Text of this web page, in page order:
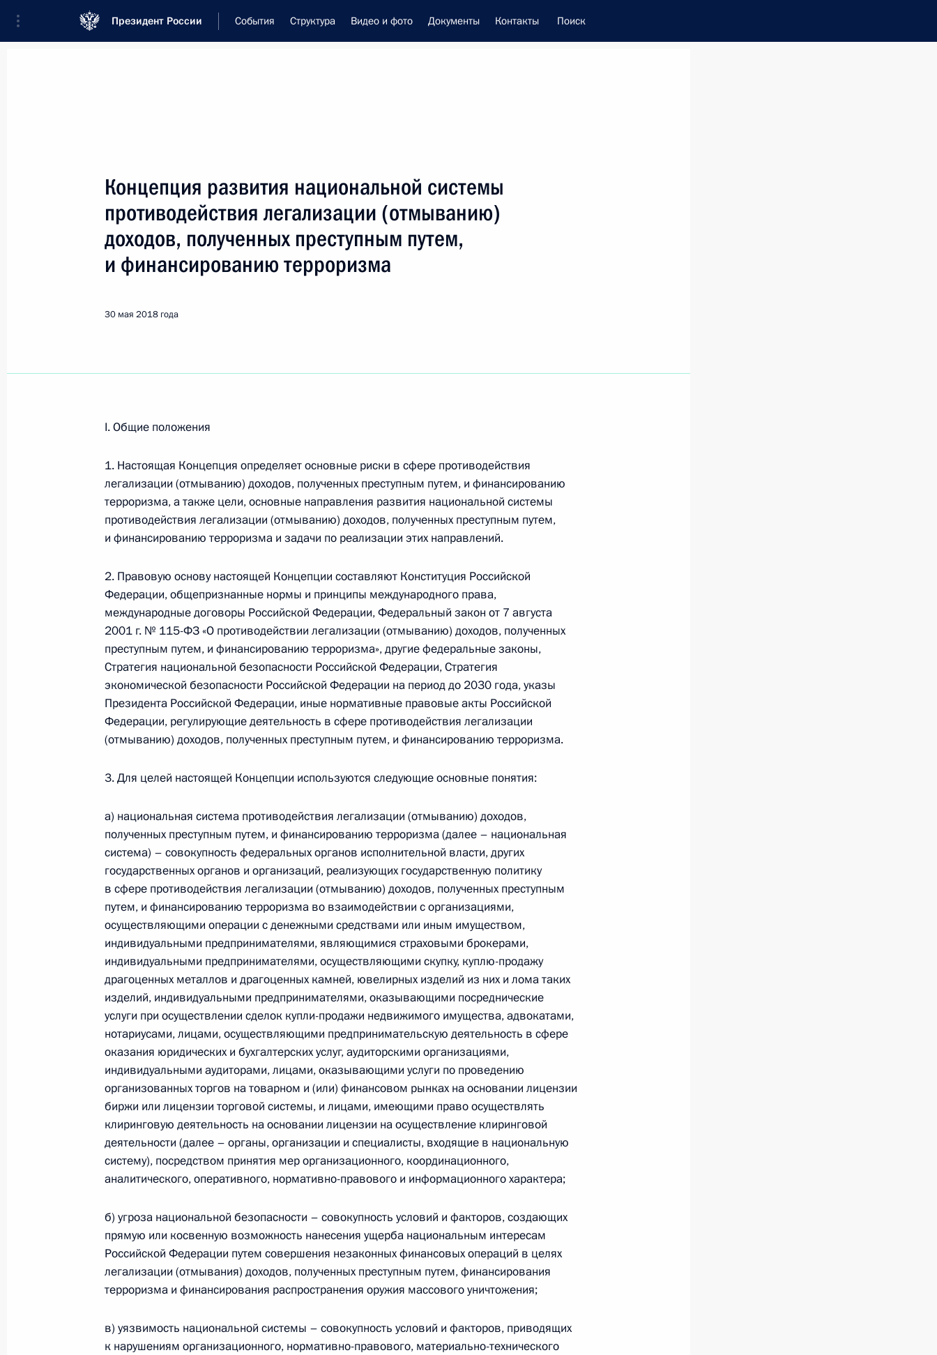
Президент России События Структура Видео и фото Документы Контакты Поиск
Совещание с членами Совета Безопасности
Рабочая встреча с вице-
премьером – полпредом
Президента в ДФО Юрием
Трутневым
6 августа 2026 года, 13:45
Встреча с Председателем
Центризбиркома Эллой
Памфиловой
5 августа 2026 года, 18:15
Президент России
Телефонный разговор
с Президентом ОАЭ Мухаммедом Бен
Заидом Аль Нахайяном
7 августа 2026 года, 12:50
Телефонный разговор с командиром
76-й гвардейской десантно-
штурмовой дивизии ВДВ гвардии
полковником Абдулазизом
Шихабидовым
6 августа 2026 года, 20:50
Обращение к участникам VIII
Российско-Киргизского
экономического форума и XII
межрегиональной конференции
6 августа 2026 года, 09:00
Встреча с председателем Союза
театральных деятелей России
Владимиром Машковым
5 августа 2026 года, 19:00
События и поездки на географической карте
Концепция развития национальной системы
противодействия легализации (отмыванию)
доходов, полученных преступным путем,
и финансированию терроризма
30 мая 2018 года
I. Общие положения
1. Настоящая Концепция определяет основные риски в сфере противодействия
легализации (отмыванию) доходов, полученных преступным путем, и финансированию
терроризма, а также цели, основные направления развития национальной системы
противодействия легализации (отмыванию) доходов, полученных преступным путем,
и финансированию терроризма и задачи по реализации этих направлений.
2. Правовую основу настоящей Концепции составляют Конституция Российской
Федерации, общепризнанные нормы и принципы международного права,
международные договоры Российской Федерации, Федеральный закон от 7 августа
2001 г. № 115-ФЗ «О противодействии легализации (отмыванию) доходов, полученных
преступным путем, и финансированию терроризма», другие федеральные законы,
Стратегия национальной безопасности Российской Федерации, Стратегия
экономической безопасности Российской Федерации на период до 2030 года, указы
Президента Российской Федерации, иные нормативные правовые акты Российской
Федерации, регулирующие деятельность в сфере противодействия легализации
(отмыванию) доходов, полученных преступным путем, и финансированию терроризма.
3. Для целей настоящей Концепции используются следующие основные понятия:
а) национальная система противодействия легализации (отмыванию) доходов,
полученных преступным путем, и финансированию терроризма (далее – национальная
система) – совокупность федеральных органов исполнительной власти, других
государственных органов и организаций, реализующих государственную политику
в сфере противодействия легализации (отмыванию) доходов, полученных преступным
путем, и финансированию терроризма во взаимодействии с организациями,
осуществляющими операции с денежными средствами или иным имуществом,
индивидуальными предпринимателями, являющимися страховыми брокерами,
индивидуальными предпринимателями, осуществляющими скупку, куплю-продажу
драгоценных металлов и драгоценных камней, ювелирных изделий из них и лома таких
изделий, индивидуальными предпринимателями, оказывающими посреднические
услуги при осуществлении сделок купли-продажи недвижимого имущества, адвокатами,
нотариусами, лицами, осуществляющими предпринимательскую деятельность в сфере
оказания юридических и бухгалтерских услуг, аудиторскими организациями,
индивидуальными аудиторами, лицами, оказывающими услуги по проведению
организованных торгов на товарном и (или) финансовом рынках на основании лицензии
биржи или лицензии торговой системы, и лицами, имеющими право осуществлять
клиринговую деятельность на основании лицензии на осуществление клиринговой
деятельности (далее – органы, организации и специалисты, входящие в национальную
систему), посредством принятия мер организационного, координационного,
аналитического, оперативного, нормативно-правового и информационного характера;
б) угроза национальной безопасности – совокупность условий и факторов, создающих
прямую или косвенную возможность нанесения ущерба национальным интересам
Российской Федерации путем совершения незаконных финансовых операций в целях
легализации (отмывания) доходов, полученных преступным путем, финансирования
терроризма и финансирования распространения оружия массового уничтожения;
в) уязвимость национальной системы – совокупность условий и факторов, приводящих
к нарушениям организационного, нормативно-правового, материально-технического